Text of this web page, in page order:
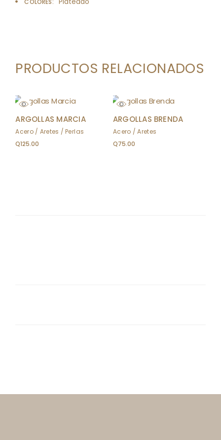
PRODUCTOS RELACIONADOS
ARGOLLAS MARCIA
Acero Aretes
Perlas
Q125.00
ARGOLLAS BRENDA
Acero
Aretes
Q75.00